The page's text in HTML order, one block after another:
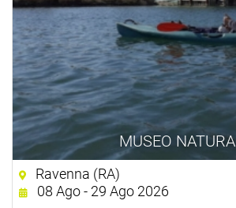
MUSEO NATURA
Ravenna (RA)
08 Ago - 29 Ago 2026